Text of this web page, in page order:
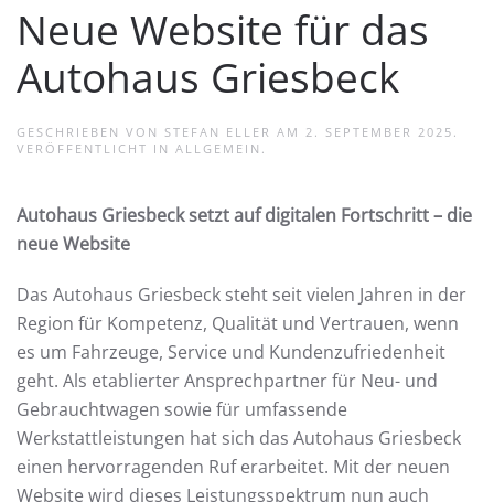
Neue Website für das
Autohaus Griesbeck
GESCHRIEBEN VON STEFAN ELLER AM 2. SEPTEMBER 2025
VERÖFFENTLICHT IN ALLGEMEIN
Autohaus Griesbeck setzt auf digitalen Fortschritt – die
neue Website
Das Autohaus Griesbeck steht seit vielen Jahren in der
Region für Kompetenz, Qualität und Vertrauen, wenn
es um Fahrzeuge, Service und Kundenzufriedenheit
geht. Als etablierter Ansprechpartner für Neu- und
Gebrauchtwagen sowie für umfassende
Werkstattleistungen hat sich das Autohaus Griesbeck
einen hervorragenden Ruf erarbeitet. Mit der neuen
Website wird dieses Leistungsspektrum nun auch